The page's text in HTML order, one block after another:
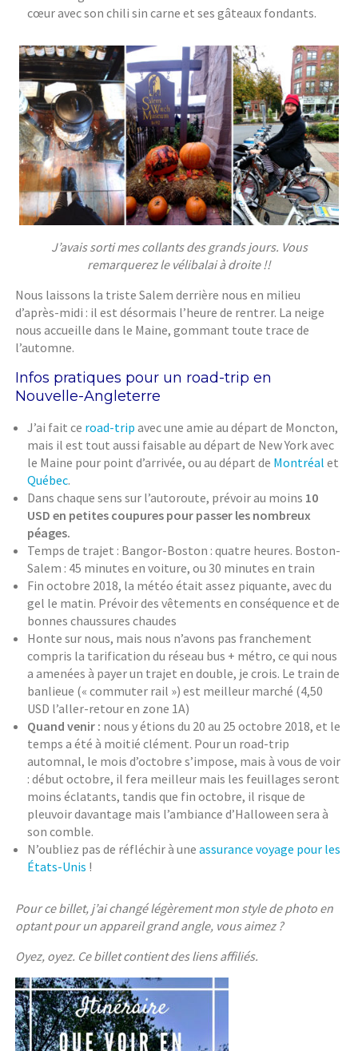
cœur avec son chili sin carne et ses gâteaux fondants.
J’avais sorti mes collants des grands jours. Vous
remarquerez le vélibalai à droite !!
Nous laissons la triste Salem derrière nous en milieu
d’après-midi : il est désormais l’heure de rentrer. La neige
nous accueille dans le Maine, gommant toute trace de
l’automne.
Infos pratiques pour un road-trip en
Nouvelle-Angleterre
J’ai fait ce road-trip avec une amie au départ de Moncton,
mais il est tout aussi faisable au départ de New York avec
le Maine pour point d’arrivée, ou au départ de Montréal et
Québec.
Dans chaque sens sur l’autoroute, prévoir au moins 10
USD en petites coupures pour passer les nombreux
péages.
Temps de trajet : Bangor-Boston : quatre heures. Boston-
Salem : 45 minutes en voiture, ou 30 minutes en train
Fin octobre 2018, la météo était assez piquante, avec du
gel le matin. Prévoir des vêtements en conséquence et de
bonnes chaussures chaudes
Honte sur nous, mais nous n’avons pas franchement
compris la tarification du réseau bus + métro, ce qui nous
a amenées à payer un trajet en double, je crois. Le train de
banlieue (« commuter rail ») est meilleur marché (4,50
USD l’aller-retour en zone 1A)
Quand venir : nous y étions du 20 au 25 octobre 2018, et le
temps a été à moitié clément. Pour un road-trip
automnal, le mois d’octobre s’impose, mais à vous de voir
: début octobre, il fera meilleur mais les feuillages seront
moins éclatants, tandis que fin octobre, il risque de
pleuvoir davantage mais l’ambiance d’Halloween sera à
son comble.
N’oubliez pas de réfléchir à uneassurance voyage pour les
États-Unis !
Pour ce billet, j’ai changé légèrement mon style de photo en
optant pour un appareil grand angle, vous aimez ?
Oyez, oyez. Ce billet contient des liens affiliés.